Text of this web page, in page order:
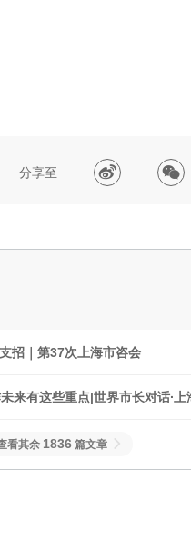
分享至
招｜第37次上海市咨会
来有这些重点|世界市长对话∙上
看其余 1836 篇文章